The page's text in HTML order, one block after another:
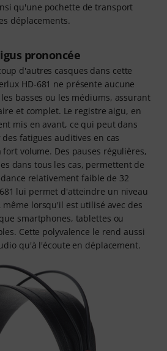
qu'une pochette de transport
déplacements.
prononcée
d'autres casques dans cette
HD-681 ne présente aucune
basses ou les médiums, assurant
et complet. Le registre aigu, en
mis en avant, ce qui peut dans
fatigues auditives en cas
volume. Des pauses régulières,
dans tous les cas, permettent de
relativement faible de 32
lui permet d'atteindre un niveau
lorsqu'il est utilisé avec des
smartphones, tablettes ou
Cette polyvalence le rend aussi
qu'à l'écoute en déplacement.